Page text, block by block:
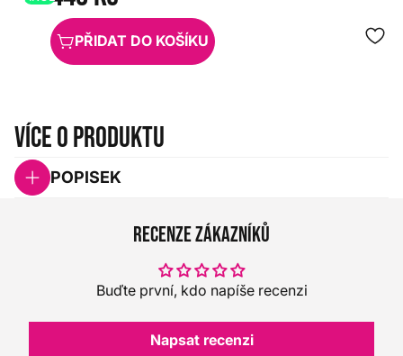
PŘIDAT DO KOŠÍKU
Více o produktu
POPISEK
Recenze zákazníků
Buďte první, kdo napíše recenzi
Napsat recenzi